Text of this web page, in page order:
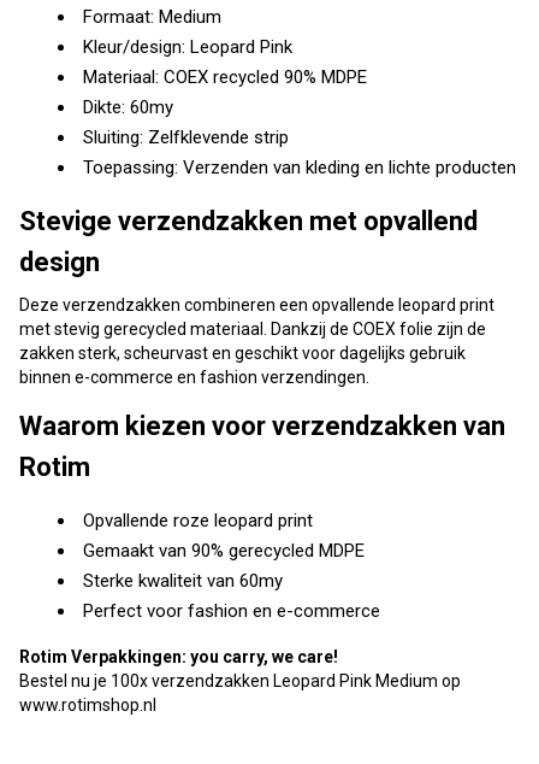
Formaat: Medium
Kleur/design: Leopard Pink
Materiaal: COEX recycled 90% MDPE
Dikte: 60my
Sluiting: Zelfklevende strip
Toepassing: Verzenden van kleding en lichte producten
Stevige verzendzakken met opvallend
design
Deze verzendzakken combineren een opvallende leopard print
met stevig gerecycled materiaal. Dankzij de COEX folie zijn de
zakken sterk, scheurvast en geschikt voor dagelijks gebruik
binnen e-commerce en fashion verzendingen.
Waarom kiezen voor verzendzakken van
Rotim
Opvallende roze leopard print
Gemaakt van 90% gerecycled MDPE
Sterke kwaliteit van 60my
Perfect voor fashion en e-commerce
Rotim Verpakkingen: you carry, we care!
Bestel nu je 100x verzendzakken Leopard Pink Medium op
www.rotimshop.nl